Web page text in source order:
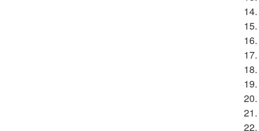
14.
15.
16.
17.
18.
19.
20.
21.
22.